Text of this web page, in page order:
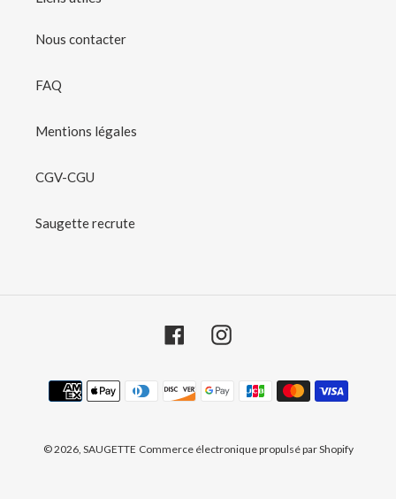
Nous contacter
FAQ
Mentions légales
CGV-CGU
Saugette recrute
FacebookInstagram
Moyens de paiement
© 2026, SAUGETTE Commerce électronique propulsé par Shopify